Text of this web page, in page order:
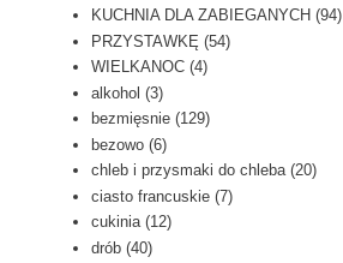
KUCHNIA DLA ZABIEGANYCH (94)
PRZYSTAWKĘ (54)
WIELKANOC (4)
alkohol (3)
bezmięsnie (129)
bezowo (6)
chleb i przysmaki do chleba (20)
ciasto francuskie (7)
cukinia (12)
drób (40)